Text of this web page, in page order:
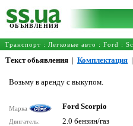
ОБЪЯВЛЕНИЯ
Транспорт : Легковые авто : Ford :
Текст обьявления | Комплектация |
Возьму в аренду с выкупом.
Марка Ford Scorpio
Двигатель: 2.0 бензин/газ